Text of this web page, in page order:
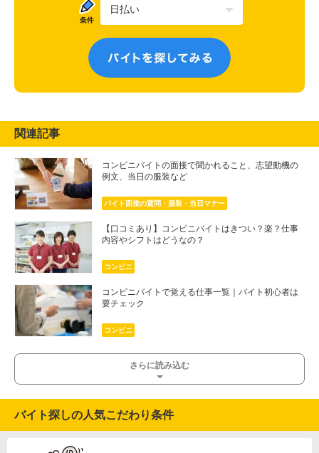
関連記事
コンビニバイトの面接で聞かれること、志望動機の
例文、当日の服装など
バイト面接の質問・服装・当日マナー
【口コミあり】コンビニバイトはきつい？楽？仕事
内容やシフトはどうなの？
コンビニ
コンビニバイトで覚える仕事一覧｜バイト初心者は
要チェック
コンビニ
さらに読み込む
バイト探しの人気こだわり条件